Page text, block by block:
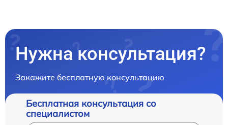
Нужна консультация?
Закажите бесплатную консультацию
Бесплатная консультация со
специалистом